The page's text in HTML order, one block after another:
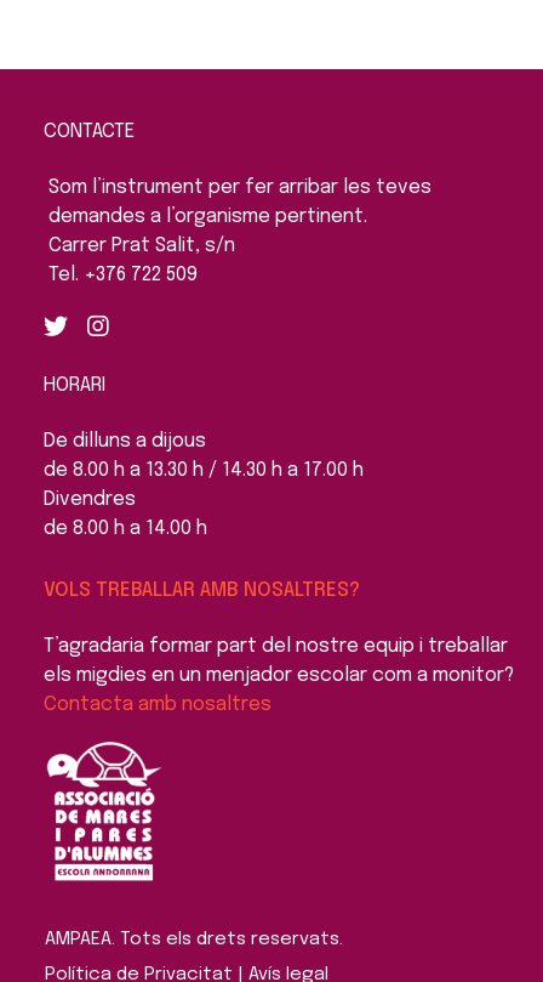
CONTACTE
Som l’instrument per fer arribar les teves
demandes a l’organisme pertinent.
Carrer Prat Salit, s/n
Tel. +376 722 509
HORARI
De dilluns a dijous
de 8.00 h a 13.30 h / 14.30 h a 17.00 h
Divendres
de 8.00 h a 14.00 h
VOLS TREBALLAR AMB NOSALTRES?
T’agradaria formar part del nostre equip i treballar
els migdies en un menjador escolar com a monitor?
Contacta amb nosaltres
AMPAEA. Tots els drets reservats.
Política de Privacitat | Avís legal